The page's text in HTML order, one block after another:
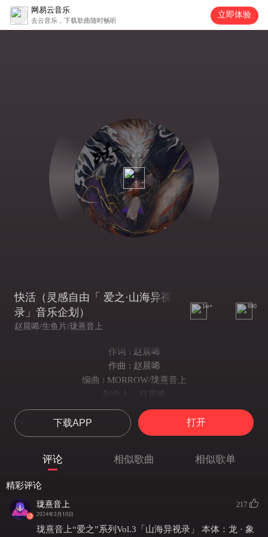
网易云音乐
去云音乐，下载歌曲随时畅听
立即体验
快活（灵感自由「 爱之·山海异视
录」音乐企划）
赵晨唏/生鱼片/珑熹音上
1w+ 890
作词 : 赵晨唏
作曲 : 赵晨唏
编曲 : MORROW/珑熹音上
制作人：赵晨唏
「 灵感自由“爱之·山海异视录”特别企划 」
♡❤♡
天边星星在闪烁
我只想 快活 快活 快活
我的世界尽情摇摆不在意任何的颠簸
我不管 明天 快乐 悲伤
下载APP 打开
评论 相似歌曲 相似歌单
精彩评论
珑熹音上
2024年3月10日
217
珑熹音上“爱之”系列Vol.3「山海异视录」 本体：龙 · 象